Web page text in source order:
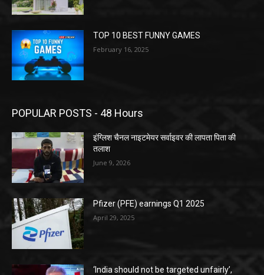
TOP 10 BEST FUNNY GAMES
February 16, 2025
POPULAR POSTS - 48 Hours
इंग्लिश चैनल नाइटमेयर सर्वाइवर की लापता पिता की
तलाश
June 9, 2026
Pfizer (PFE) earnings Q1 2025
April 29, 2025
‘India should not be targeted unfairly’,